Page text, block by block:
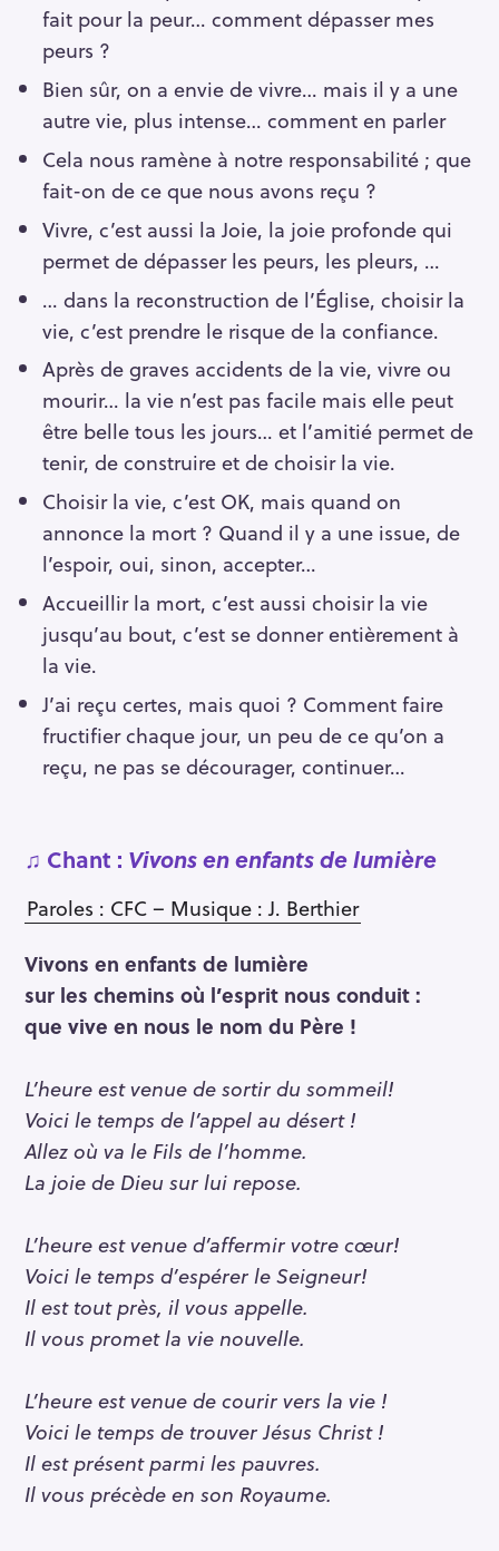
fait pour la peur… comment dépasser mes
peurs ?
Bien sûr, on a envie de vivre… mais il y a une
autre vie, plus intense… comment en parler
Cela nous ramène à notre responsabilité ; que
fait-on de ce que nous avons reçu ?
Vivre, c’est aussi la Joie, la joie profonde qui
permet de dépasser les peurs, les pleurs, …
… dans la reconstruction de l’Église, choisir la
vie, c’est prendre le risque de la confiance.
Après de graves accidents de la vie, vivre ou
mourir… la vie n’est pas facile mais elle peut
être belle tous les jours… et l’amitié permet de
tenir, de construire et de choisir la vie.
Choisir la vie, c’est OK, mais quand on
annonce la mort ? Quand il y a une issue, de
l’espoir, oui, sinon, accepter…
Accueillir la mort, c’est aussi choisir la vie
jusqu’au bout, c’est se donner entièrement à
la vie.
J’ai reçu certes, mais quoi ? Comment faire
fructifier chaque jour, un peu de ce qu’on a
reçu, ne pas se décourager, continuer…
♫ Chant : Vivons en enfants de lumière
Paroles : CFC – Musique : J. Berthier
Vivons en enfants de lumière
sur les chemins où l’esprit nous conduit :
que vive en nous le nom du Père !
L’heure est venue de sortir du sommeil!
Voici le temps de l’appel au désert !
Allez où va le Fils de l’homme.
La joie de Dieu sur lui repose.
L’heure est venue d’affermir votre cœur!
Voici le temps d’espérer le Seigneur!
Il est tout près, il vous appelle.
Il vous promet la vie nouvelle.
L’heure est venue de courir vers la vie !
Voici le temps de trouver Jésus Christ !
Il est présent parmi les pauvres.
Il vous précède en son Royaume.